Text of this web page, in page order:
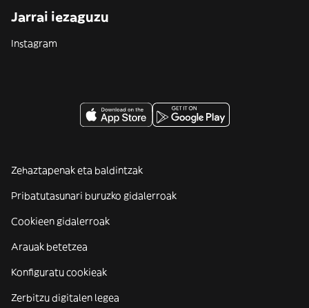
Jarrai iezaguzu
Instagram
Zehaztapenak eta baldintzak
Pribatutasunari buruzko gidalerroak
Cookieen gidalerroak
Arauak betetzea
Konfiguratu cookieak
Zerbitzu digitalen legea